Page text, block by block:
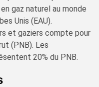
gaz naturel au monde
Unis (EAU).
et gaziers compte pour
(PNB). Les
20% du PNB.